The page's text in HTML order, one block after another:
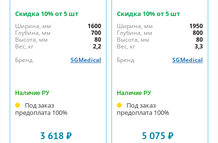
Скидка 10% от 5 шт
Ширина, мм
1600
Глубина, мм
700
Высота, мм
80
Вес, кг
2,2
Бренд
SGMedical
Наличие РУ
Под заказ
предоплата 100%
3 618 ₽
Скидка 10% от 5 шт
Ширина, мм
1950
Глубина, мм
800
Высота, мм
80
Вес, кг
3,3
Бренд
SGMedical
Наличие РУ
Под заказ
предоплата 100%
5 075 ₽